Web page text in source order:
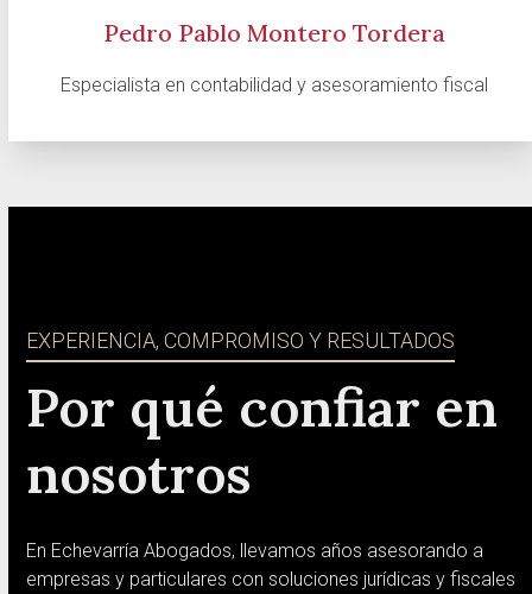
Pedro Pablo Montero Tordera
Especialista en contabilidad y asesoramiento fiscal
EXPERIENCIA, COMPROMISO Y RESULTADOS
Por qué confiar en
nosotros
En Echevarría Abogados, llevamos años asesorando a
empresas y particulares con soluciones jurídicas y fiscales